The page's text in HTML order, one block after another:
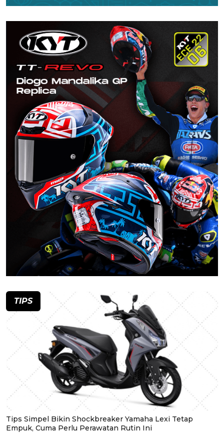
TIPS
Tips Simpel Bikin Shockbreaker Yamaha Lexi Tetap
Empuk, Cuma Perlu Perawatan Rutin Ini